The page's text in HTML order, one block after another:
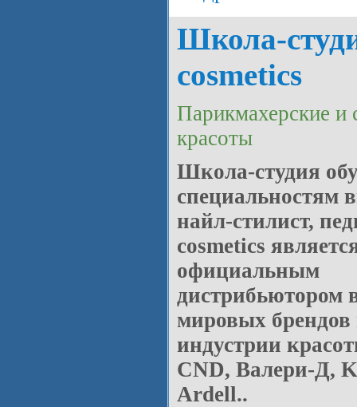
Школа-
cosmetics
Парикмахерские и
красоты
Школа-студия
специальностям
найл-стилист,
cosmetics
официальным
дистрибьютором
мировых брендов
индустрии
CND, Валери-Д,
Ardell..